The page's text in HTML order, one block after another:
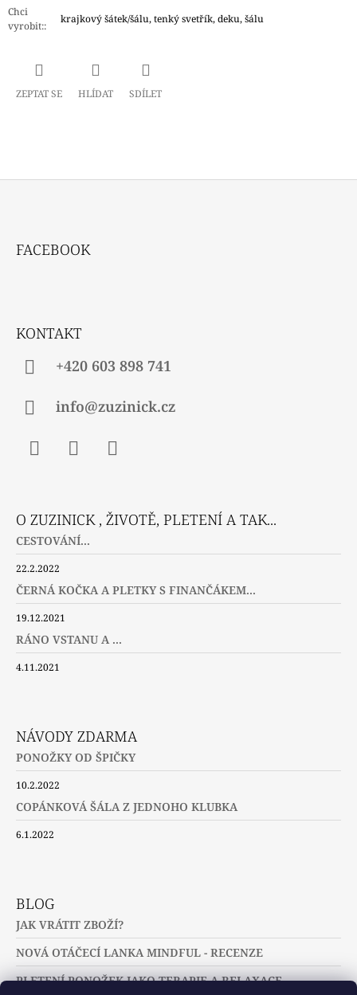
Chci
vyrobit::
krajkový šátek/šálu, tenký svetřík, deku, šálu
ZEPTAT SE HLÍDAT SDÍLET
FACEBOOK
KONTAKT
+420 603 898 741
info@zuzinick.cz
O ZUZINICK , ŽIVOTĚ, PLETENÍ A TAK...
CESTOVÁNÍ...
22.2.2022
ČERNÁ KOČKA A PLETKY S FINANČÁKEM...
19.12.2021
RÁNO VSTANU A ...
4.11.2021
NÁVODY ZDARMA
PONOŽKY OD ŠPIČKY
10.2.2022
COPÁNKOVÁ ŠÁLA Z JEDNOHO KLUBKA
6.1.2022
BLOG
JAK VRÁTIT ZBOŽÍ?
NOVÁ OTÁČECÍ LANKA MINDFUL - RECENZE
PLETENÍ PONOŽEK JAKO TERAPIE A RELAXACE